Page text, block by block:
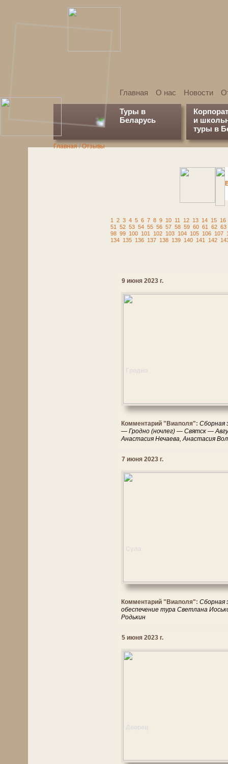
Главная О нас Новости
Туры в
Беларусь
и
туры в
Главная/Отзывы
1 2 3 4 5 6 7 8 9 10 11 12 13 14 15 16
51
52 53 54 55 56 57 58 59 60 61 62 63
98 99 100 101 102 103 104 105 106 107
134 135 136 137 138 139 140 141 142
9 июня 2023 г.
Комментарий "Виаполя": Сборная
— Гродно (ночлег) — Святск —
Анастасия Нечаева, Анастасия
7 июня 2023 г.
Комментарий "Виаполя": Сборная
обеспечение тура Светлана
Родькин
5 июня 2023 г.